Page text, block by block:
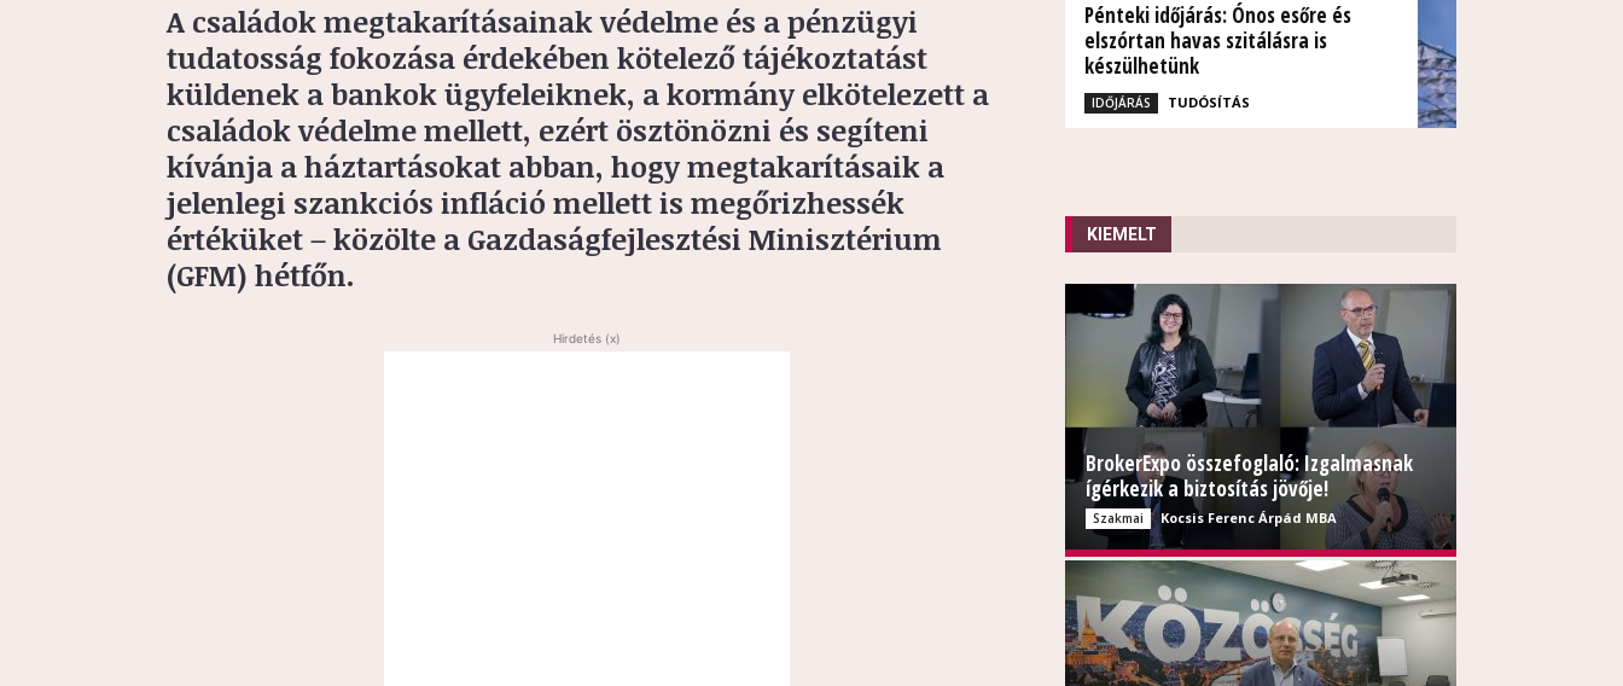
A családok megtakarításainak védelme és a pénzügyi
tudatosság fokozása érdekében kötelező tájékoztatást
küldenek a bankok ügyfeleiknek, a kormány elkötelezett a
családok védelme mellett, ezért ösztönözni és segíteni
kívánja a háztartásokat abban, hogy megtakarításaik a
jelenlegi szankciós infláció mellett is megőrizhessék
értéküket – közölte a Gazdaságfejlesztési Minisztérium
(GFM) hétfőn.
Hirdetés (x)
Pénteki időjárás: Ónos esőre és
elszórtan havas szitálásra is
készülhetünk
IDŐJÁRÁS TUDÓSÍTÁS
KIEMELT
BrokerExpo összefoglaló: Izgalmasnak
ígérkezik a biztosítás jövője!
Szakmai Kocsis Ferenc Árpád MBA